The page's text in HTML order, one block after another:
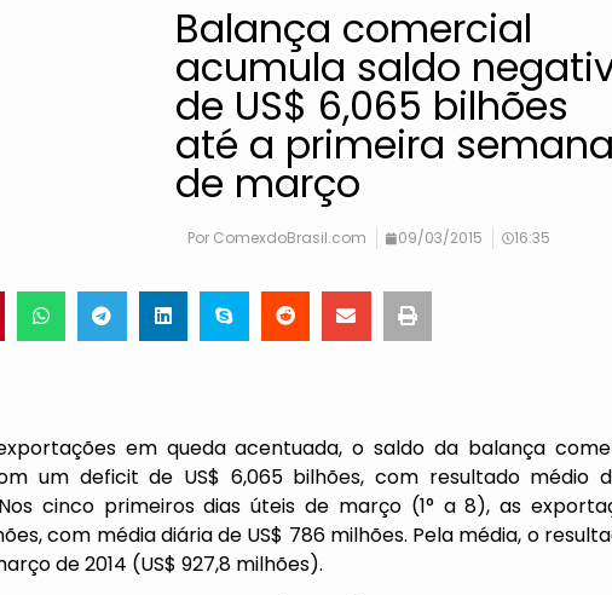
Balança comercial
acumula saldo
de US$ 6,065 bilhões
até a primeira semana
de março
Por ComexdoBrasil.com 09/03/2015 16:35
em queda acentuada, o saldo da balança
um deficit de US$ 6,065 bilhões, com resultado médio
cinco primeiros dias úteis de março (1° a 8), as
com média diária de US$ 786 milhões. Pela média, o
de 2014 (US$ 927,8 milhões).